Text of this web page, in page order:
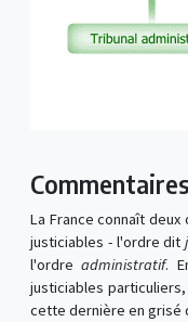
La France connaît
justiciables - l'ordre dit
l'ordreadministratif.
justiciables
cette dernière en grisé